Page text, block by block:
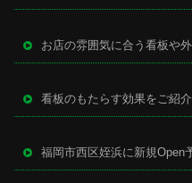
看板のもたらす効果をご紹介